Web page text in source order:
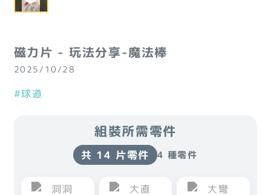
磁力片 - 玩法分享-魔法棒
2025/10/28
#球道
組裝所需零件
共 14 片零件 4 種零件